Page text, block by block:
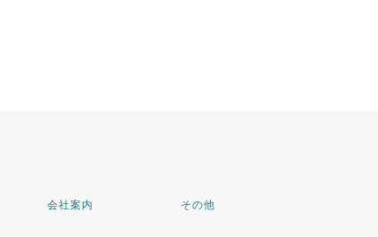
会社案内 その他